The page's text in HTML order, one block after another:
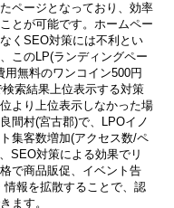
ページとなっており、効率
とが可能です。ホームペー
くSEO対策には不利とい
このLP(ランディングペー
無料のワンコイン500円
索結果上位表示する対策
より上位表示しなかった場
間村(宮古郡)で、LPOイノ
集客数増加(アクセス数/ペ
SEO対策による効果でリ
で商品販促、イベント告
報を拡散することで、認
ます。